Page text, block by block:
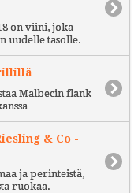
on viini, joka
uudelle tasolle.
Malbecin flank
& Co -
ja perinteistä,
ruokaa.